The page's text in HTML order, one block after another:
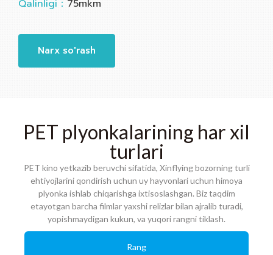
Qalinligi： 75mkm
Narx so'rash
PET plyonkalarining har xil
turlari
PET kino yetkazib beruvchi sifatida, Xinflying bozorning turli
ehtiyojlarini qondirish uchun uy hayvonlari uchun himoya
plyonka ishlab chiqarishga ixtisoslashgan. Biz taqdim
etayotgan barcha filmlar yaxshi relizlar bilan ajralib turadi,
yopishmaydigan kukun, va yuqori rangni tiklash.
Rang